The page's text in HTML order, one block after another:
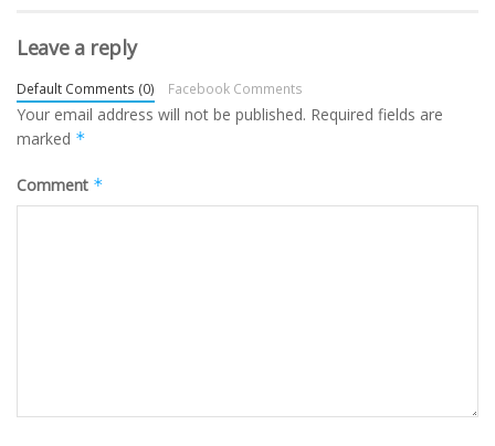
Leave a reply
Default Comments (0) Facebook Comments
Your email address will not be published. Required fields are
marked *
Comment *